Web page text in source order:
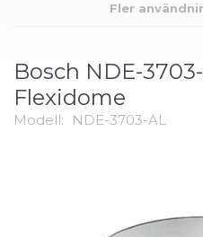
Fler
Bosch NDE-
Flexidome
Modell: NDE-3703-AL